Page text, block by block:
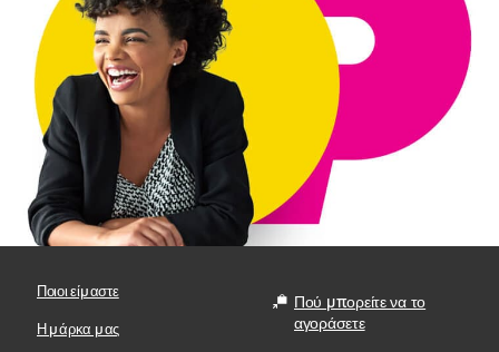
Ποιοι είμαστε
Η μάρκα μας
Πού μπορείτε να το
αγοράσετε